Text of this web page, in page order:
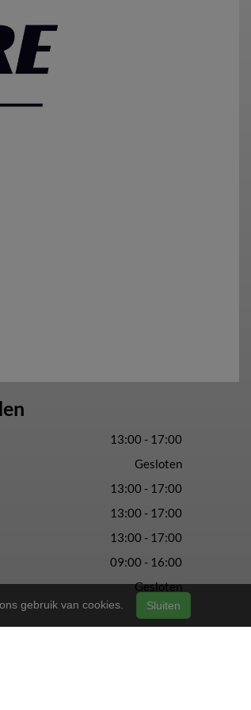
13:00 - 17:00
Gesloten
13:00 - 17:00
13:00 - 17:00
13:00 - 17:00
09:00 - 16:00
Gesloten
gebruik van cookies. Sluiten